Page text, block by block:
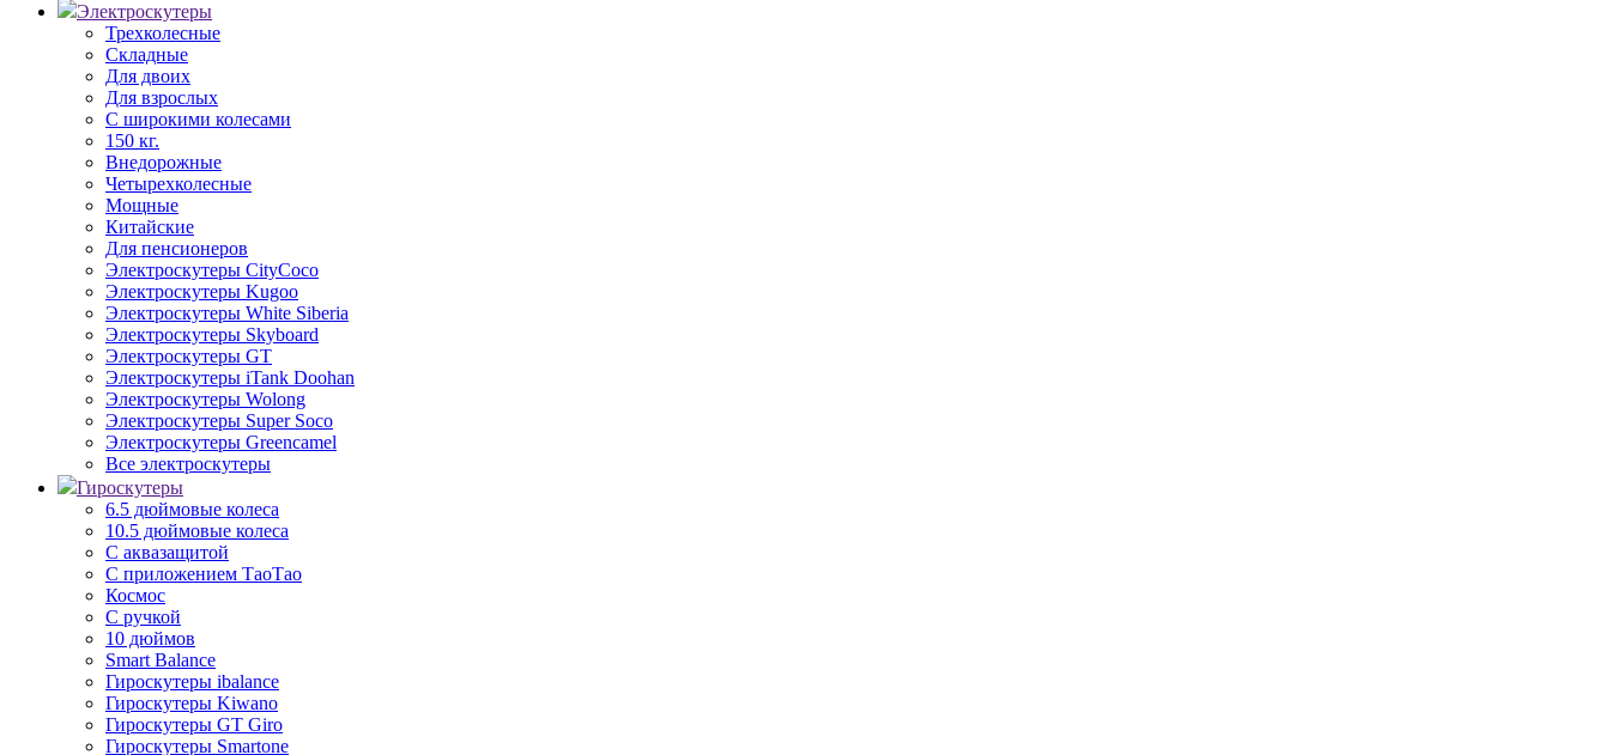
Электроскутеры
Трехколесные
Складные
Для двоих
Для взрослых
С широкими колесами
150 кг.
Внедорожные
Четырехколесные
Мощные
Китайские
Для пенсионеров
Электроскутеры CityCoco
Электроскутеры Kugoo
Электроскутеры White Siberia
Электроскутеры Skyboard
Электроскутеры GT
Электроскутеры iTank Doohan
Электроскутеры Wolong
Электроскутеры Super Soco
Электроскутеры Greencamel
Все электроскутеры
Гироскутеры
6.5 дюймовые колеса
10.5 дюймовые колеса
С аквазащитой
С приложением ТаоТао
Космос
С ручкой
10 дюймов
Smart Balance
Гироскутеры ibalance
Гироскутеры Kiwano
Гироскутеры GT Giro
Гироскутеры Smartone